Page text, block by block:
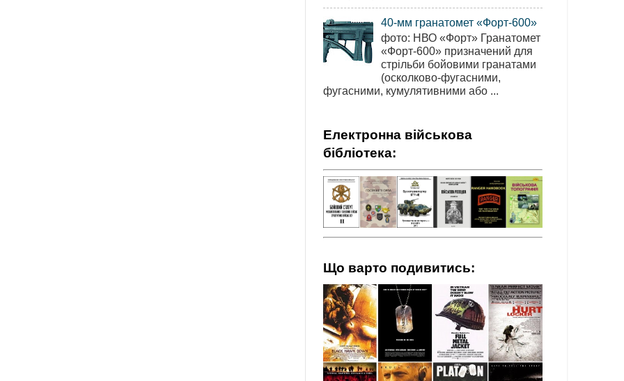
40-мм гранатомет «Форт-600»
фото: НВО «Форт» Гранатомет
«Форт-600» призначений для
стрільби бойовими гранатами
(осколково-фугасними,
фугасними, кумулятивними або ...
Електронна військова
бібліотека:
Що варто подивитись: